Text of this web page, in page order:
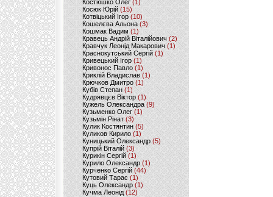
Костюшко Олег (1)
Косюк Юрій (15)
Котвіцький Ігор (10)
Кошелєва Альона(3)
Кошмак Вадим (1)
Кравець Андрій Віталійович (2)
Кравчук Леонід Макарович (1)
Краснокутський Сергій (1)
Кривецький Ігор (1)
Кривонос Павло (1)
Криклій Владислав (1)
Крючков Дмитро(1)
Кубів Степан(1)
Кудрявцєв Віктор (1)
Кужель Олександра (9)
Кузьменко Олег (1)
Кузьмін Рінат(3)
Кулик Костянтин(5)
Куликов Кирило (1)
Куницький Олександр (5)
Купрій Віталій (3)
Курикін Сергій(1)
Курило Олександр (1)
Курченко Сергій (44)
Кутовий Тарас (1)
Куць Олександр (1)
Кучма Леонід (12)